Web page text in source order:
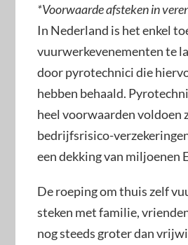
*Voorwaarde afsteken in
In Nederland is het enkel
vuurwerkevenementen te
door pyrotechnici die
hebben behaald.
heel voorwaarden voldoen
bedrijfsrisico-
een dekking van miljoenen
De roeping om thuis zelf
steken met familie,
nog steeds groter dan